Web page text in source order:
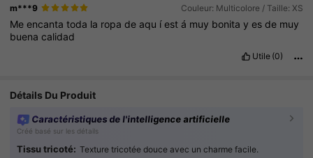
m***9 Couleur: Multicolore / Taille: XS
Meencantatoda la ropade aqu íest á muy bonitayesde muy
buenacalidad
Utile (0)
Détails Du Produit
Caractéristiques de l'intelligence artificielle
Créé basé sur les détails
Tissu tricoté: Texture tricotée douce avec un charme facile.